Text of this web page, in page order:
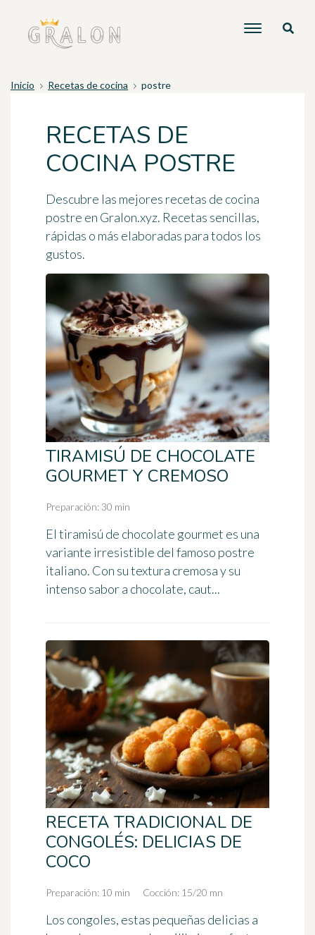
Inicio Recetas de cocina postre
RECETAS DE
COCINA POSTRE
Descubre las mejores recetas de cocina
postre en Gralon.xyz. Recetas sencillas,
rápidas o más elaboradas para todos los
gustos.
TIRAMISÚ DE CHOCOLATE
GOURMET Y CREMOSO
Preparación: 30 min
El tiramisú de chocolate gourmet es una
variante irresistible del famoso postre
italiano. Con su textura cremosa y su
intenso sabor a chocolate, caut...
RECETA TRADICIONAL DE
CONGOLÉS: DELICIAS DE
COCO
Preparación: 10 min Cocción: 15/20 mn
Los congoles, estas pequeñas delicias a